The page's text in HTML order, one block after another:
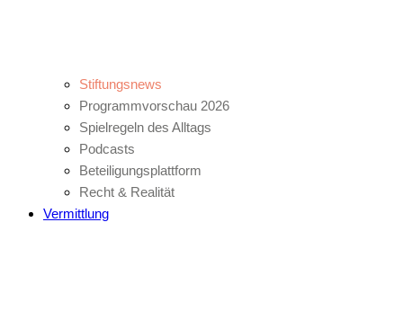
Stiftungsnews
Programmvorschau 2026
Spielregeln des Alltags
Podcasts
Beteiligungsplattform
Recht & Realität
Vermittlung